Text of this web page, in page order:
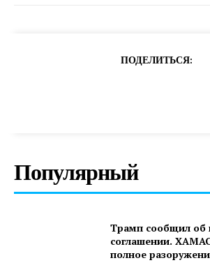
ПОДЕЛИТЬСЯ:
Популярный
Трамп сообщил об
соглашении.
полное